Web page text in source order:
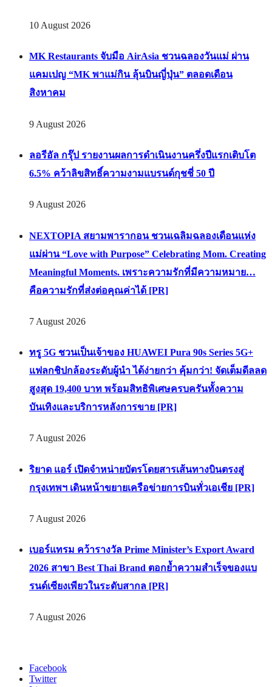
10 August 2026
MK Restaurants จับมือ AirAsia ชวนฉลองวันแม่ ผ่าน
แคมเปญ “MK พาแม่กิน ลุ้นบินญี่ปุ่น” ตลอดเดือน
สิงหาคม
9 August 2026
ลอรีอัล กรุ๊ป รายงานผลการดำเนินงานครึ่งปีแรกเติบโต
6.5% คว้าลิขสิทธิ์ความงามแบรนด์กุชชี่ 50 ปี
9 August 2026
NEXTOPIA สยามพารากอน ชวนเฉลิมฉลองเดือนแห่ง
แม่ผ่าน “Love with Purpose” Celebrating Mom. Creating
Meaningful Moments. เพราะความรักที่มีความหมาย…
คือความรักที่ส่งต่อคุณค่าได้ [PR]
7 August 2026
ทรู 5G ชวนเป็นเจ้าของ HUAWEI Pura 90s Series 5G+
แฟลกชิปกล้องระดับผู้นำ ได้ง่ายกว่า คุ้มกว่า! จัดเต็มดีลลด
สูงสุด 19,400 บาท พร้อมสิทธิพิเศษครบครันทั้งความ
บันเทิงและบริการหลังการขาย [PR]
7 August 2026
ริยาด แอร์ เปิดจำหน่ายบัตรโดยสารเส้นทางบินตรงสู่
กรุงเทพฯ เดินหน้าขยายเครือข่ายการบินทั่วเอเชีย [PR]
7 August 2026
เบอร์แทรม คว้ารางวัล Prime Minister’s Export Award
2026 สาขา Best Thai Brand ตอกย้ำความสำเร็จของแบ
รนด์เซียงเพียวในระดับสากล [PR]
7 August 2026
Facebook
Twitter